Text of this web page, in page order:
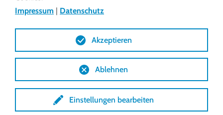
Sicherheitsrisiken.
Passgenaue Geländersysteme:
Die Sicherheit Ihrer Mitarbeiter steht für uns an
Impressum | Datenschutz
Einstellungen bearbeiten
Ablehnen
Akzeptieren